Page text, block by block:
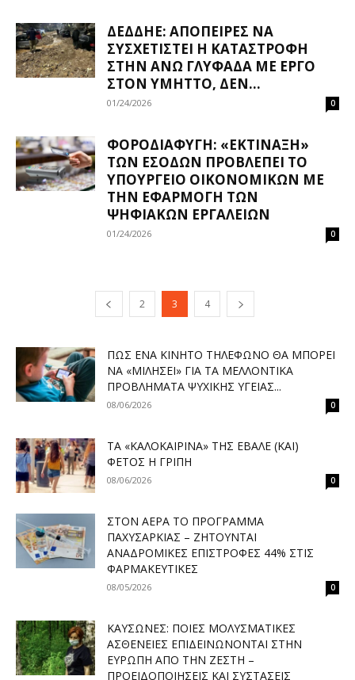
ΔΕΔΔΗΕ: ΑΠΌΠΕΙΡΕΣ ΝΑ
ΣΥΣΧΕΤΙΣΤΕΊ Η ΚΑΤΑΣΤΡΟΦΉ
ΣΤΗΝ ΆΝΩ ΓΛΥΦΆΔΑ ΜΕ ΈΡΓΟ
ΣΤΟΝ ΥΜΗΤΤΌ, ΔΕΝ...
01/24/2026 0
ΦΟΡΟΔΙΑΦΥΓΉ: «ΕΚΤΊΝΑΞΗ»
ΤΩΝ ΕΣΌΔΩΝ ΠΡΟΒΛΈΠΕΙ ΤΟ
ΥΠΟΥΡΓΕΊΟ ΟΙΚΟΝΟΜΙΚΏΝ ΜΕ
ΤΗΝ ΕΦΑΡΜΟΓΉ ΤΩΝ
ΨΗΦΙΑΚΏΝ ΕΡΓΑΛΕΊΩΝ
01/24/2026 0
2 3 4
ΠΏΣ ΈΝΑ ΚΙΝΗΤΌ ΤΗΛΈΦΩΝΟ ΘΑ ΜΠΟΡΕΊ
ΝΑ «ΜΙΛΉΣΕΙ» ΓΙΑ ΤΑ ΜΕΛΛΟΝΤΙΚΆ
ΠΡΟΒΛΉΜΑΤΑ ΨΥΧΙΚΉΣ ΥΓΕΊΑΣ...
08/06/2026 0
ΤΑ «ΚΑΛΟΚΑΙΡΙΝΆ» ΤΗΣ ΈΒΑΛΕ (ΚΑΙ)
ΦΈΤΟΣ Η ΓΡΊΠΗ
08/06/2026 0
ΣΤΟΝ ΑΈΡΑ ΤΟ ΠΡΌΓΡΑΜΜΑ
ΠΑΧΥΣΑΡΚΊΑΣ – ΖΗΤΟΎΝΤΑΙ
ΑΝΑΔΡΟΜΙΚΈΣ ΕΠΙΣΤΡΟΦΈΣ 44% ΣΤΙΣ
ΦΑΡΜΑΚΕΥΤΙΚΈΣ
08/05/2026 0
ΚΑΎΣΩΝΕΣ: ΠΟΙΕΣ ΜΟΛΥΣΜΑΤΙΚΈΣ
ΑΣΘΈΝΕΙΕΣ ΕΠΙΔΕΙΝΏΝΟΝΤΑΙ ΣΤΗΝ
ΕΥΡΏΠΗ ΑΠΌ ΤΗΝ ΖΈΣΤΗ –
ΠΡΟΕΙΔΟΠΟΙΉΣΕΙΣ ΚΑΙ ΣΥΣΤΆΣΕΙΣ